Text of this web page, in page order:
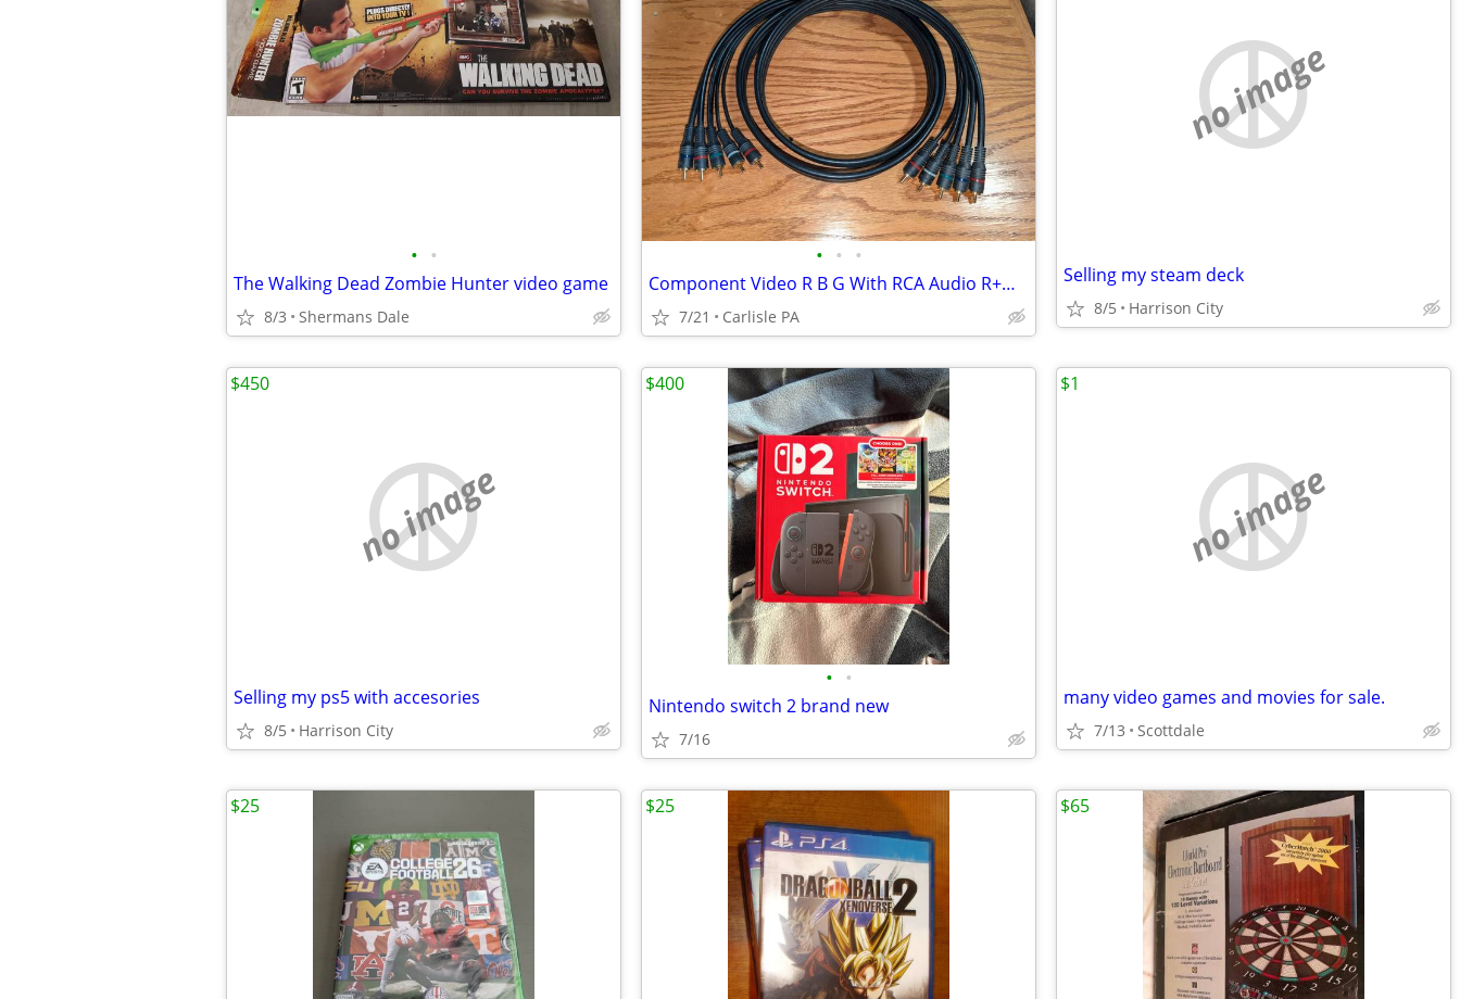
• •
The Walking Dead Zombie Hunter video game
8/3 Shermans Dale
• • •
Component Video R B G With RCA Audio R+W Cables 6' New
7/21 Carlisle PA
no image
Selling my steam deck
8/5 Harrison City
no image
Selling my ps5 with accesories
8/5 Harrison City
$450
• •
Nintendo switch 2 brand new
7/16
$400
no image
many video games and movies for sale.
7/13 Scottdale
$1
$25 $25 $65